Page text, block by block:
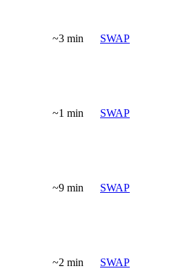
~3 min SWAP
~1 min SWAP
~9 min SWAP
~2 min SWAP